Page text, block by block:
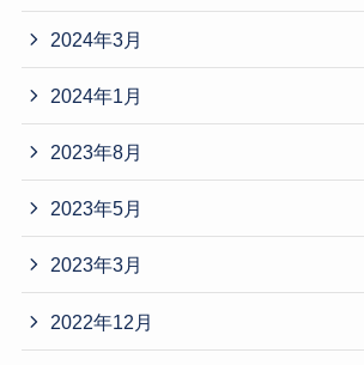
2024年3月
2024年1月
2023年8月
2023年5月
2023年3月
2022年12月